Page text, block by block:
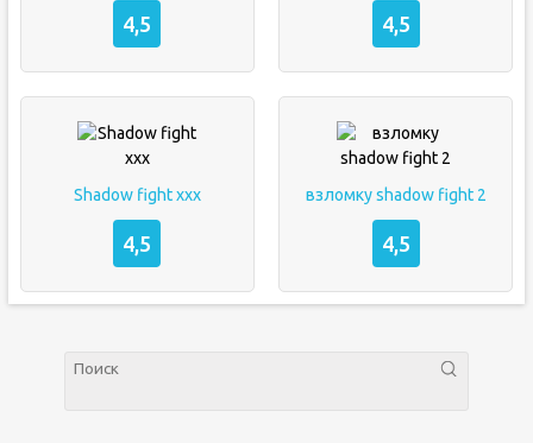
4,5 4,5
Shadow fight xxx
4,5
взломку shadow fight 2
4,5